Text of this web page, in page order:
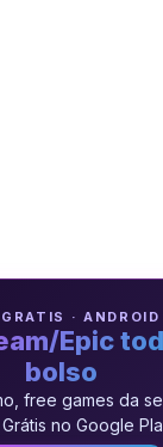
· ANDROID
Epic
bolso
free games da
no Google